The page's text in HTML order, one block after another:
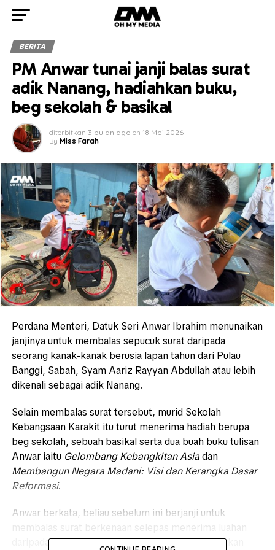
BERITA
PM Anwar tunai janji balas surat
adik Nanang, hadiahkan buku,
beg sekolah & basikal
diterbitkan 3 bulan ago on 18 Mei 2026
By Miss Farah
Perdana Menteri, Datuk Seri Anwar Ibrahim menunaikan
janjinya untuk membalas sepucuk surat daripada
seorang kanak-kanak berusia lapan tahun dari Pulau
Banggi, Sabah, Syam Aariz Rayyan Abdullah atau lebih
dikenali sebagai adik Nanang.
Selain membalas surat tersebut, murid Sekolah
Kebangsaan Karakit itu turut menerima hadiah berupa
beg sekolah, sebuah basikal serta dua buah buku tulisan
Anwar iaitu Gelombang Kebangkitan Asiadan
Membangun Negara Madani: Visi dan Kerangka Dasar
Reformasi.
Anwar berkata, beliau sebelum ini berjanji untuk
daripada kanak-kanak itu, dan kini ia telah ditunaikan